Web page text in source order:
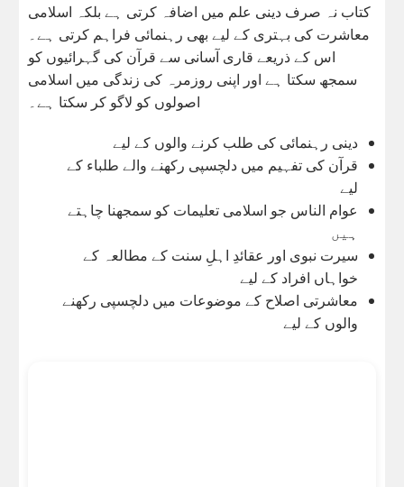
کتاب نہ صرف دینی علم میں اضافہ کرتی ہے بلکہ اسلامی
معاشرت کی بہتری کے لیے بھی رہنمائی فراہم کرتی ہے۔
اس کے ذریعے قاری آسانی سے قرآن کی گہرائیوں کو
سمجھ سکتا ہے اور اپنی روزمرہ کی زندگی میں اسلامی
اصولوں کو لاگو کر سکتا ہے۔
دینی رہنمائی کی طلب کرنے والوں کے لیے
قرآن کی تفہیم میں دلچسپی رکھنے والے طلباء کے
لیے
عوام الناس جو اسلامی تعلیمات کو سمجھنا چاہتے
ہیں
سیرت نبوی اور عقائدِ اہلِ سنت کے مطالعہ کے
خواہاں افراد کے لیے
معاشرتی اصلاح کے موضوعات میں دلچسپی رکھنے
والوں کے لیے